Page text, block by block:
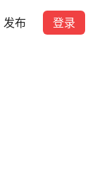
发布 登录